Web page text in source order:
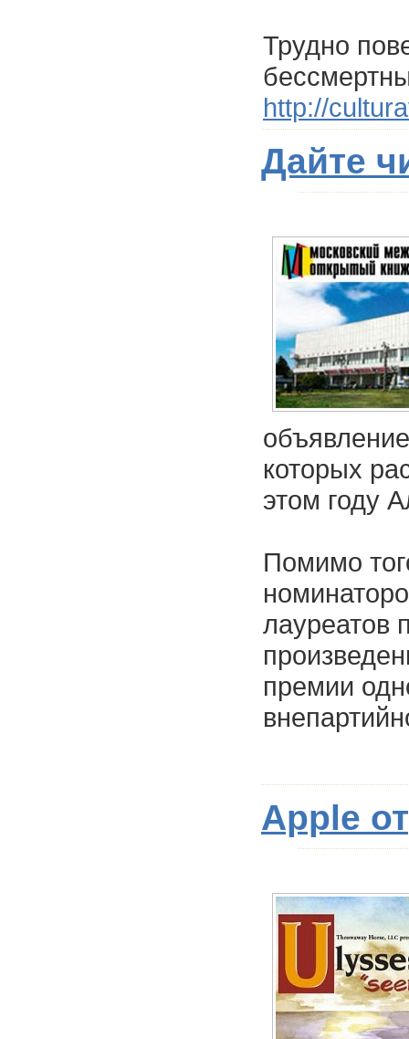
Трудно
http://
Дайте
которых
этом году
Помимо
лауреатов
премии
Apple